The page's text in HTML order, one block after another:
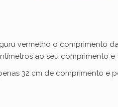
vermelho o comprimento
ao seu comprimento
32 cm de comprimento e